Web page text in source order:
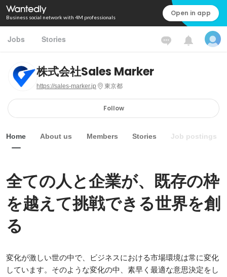
Business social network with 4M professionals Open in app
Jobs Stories
株式会社Sales Marker
https://sales-marker.jp 東京都
Follow
Home About us Members Stories Job postings
全ての人と企業が、既存の枠
を越えて挑戦できる世界を創
る
変化が激しい世の中で、ビジネスにおける市場環境は常に変化
しています。そのような変化の中、素早く最適な意思決定をし